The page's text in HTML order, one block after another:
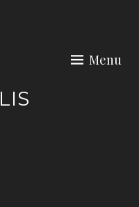
Menu